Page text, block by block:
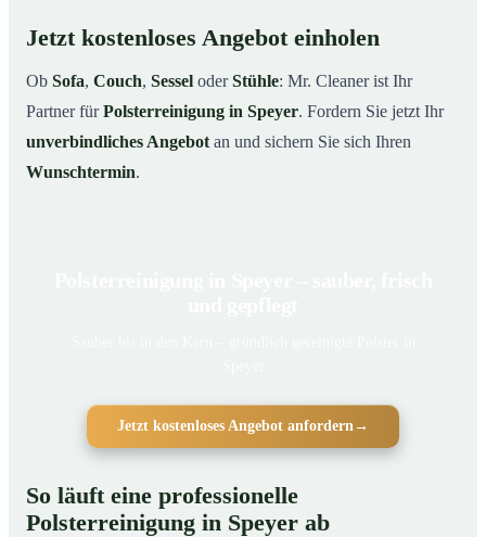
Jetzt kostenloses Angebot einholen
Ob Sofa, Couch, Sessel oderStühle: Mr. Cleaner ist Ihr
Partner fürPolsterreinigung in Speyer. Fordern Sie jetzt Ihr
unverbindliches Angebot an und sichern Sie sich Ihren
Wunschtermin.
Jetzt kostenloses Angebot anfordern →
So läuft eine professionelle
Polsterreinigung in Speyer ab